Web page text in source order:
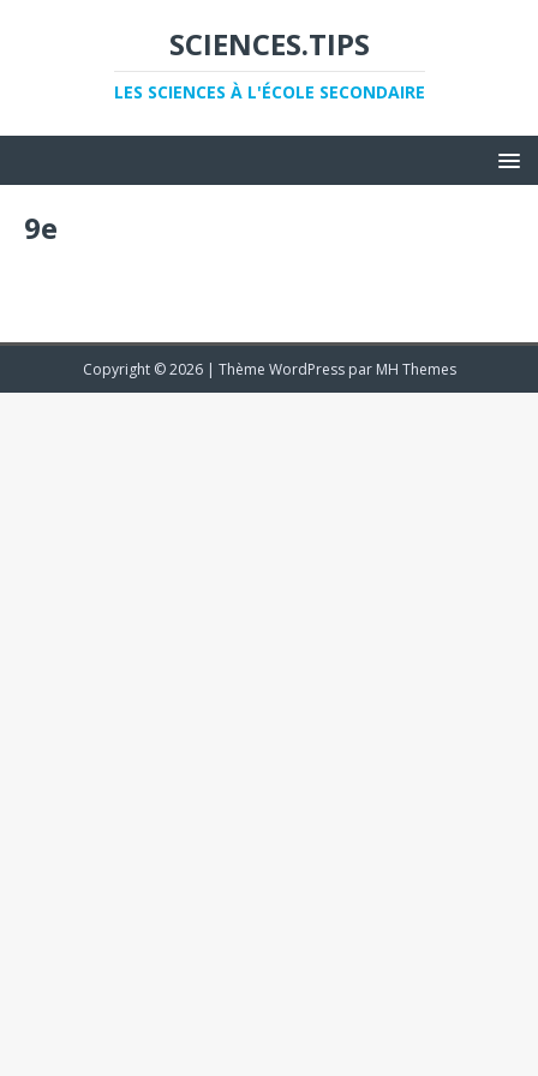
SCIENCES.TIPS
LES SCIENCES À L'ÉCOLE SECONDAIRE
9e
Copyright © 2026 | Thème WordPress par MH Themes